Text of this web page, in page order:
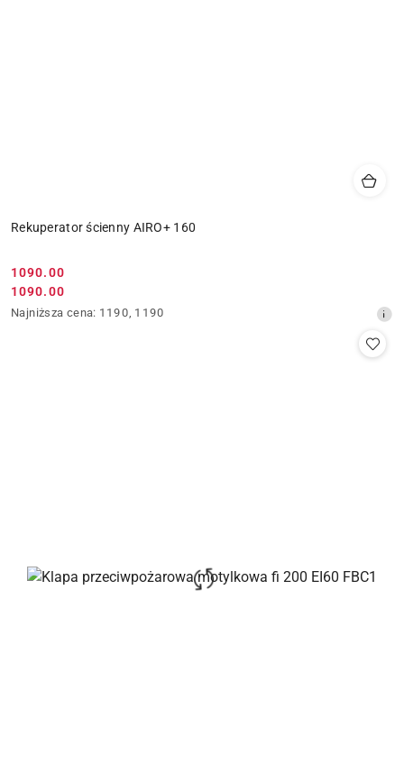
Rekuperator ścienny AIRO+ 160
Cena
promocyjna:
1090.00
Cena
promocyjna:
1090.00
Najniższa
Najniższa cena: 1190, 1190